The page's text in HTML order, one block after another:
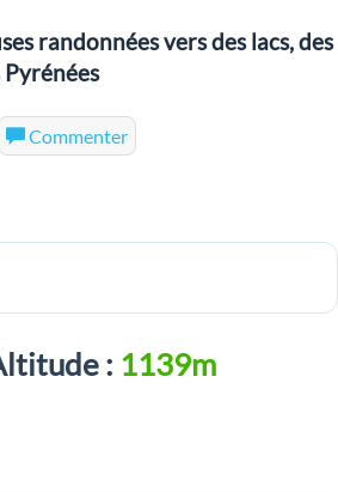
randonnées vers des lacs, des
Commenter
: 1139m